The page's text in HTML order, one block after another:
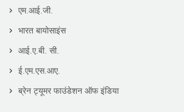
एम.आई.जी.
भारत बायोसाइंस
आई.ए.बी. सी.
ई.एम.एस.आए.
ब्रेन ट्यूमर फाउंडेशन ऑफ इंडिया